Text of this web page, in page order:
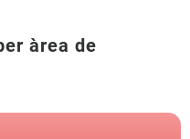
àrea de